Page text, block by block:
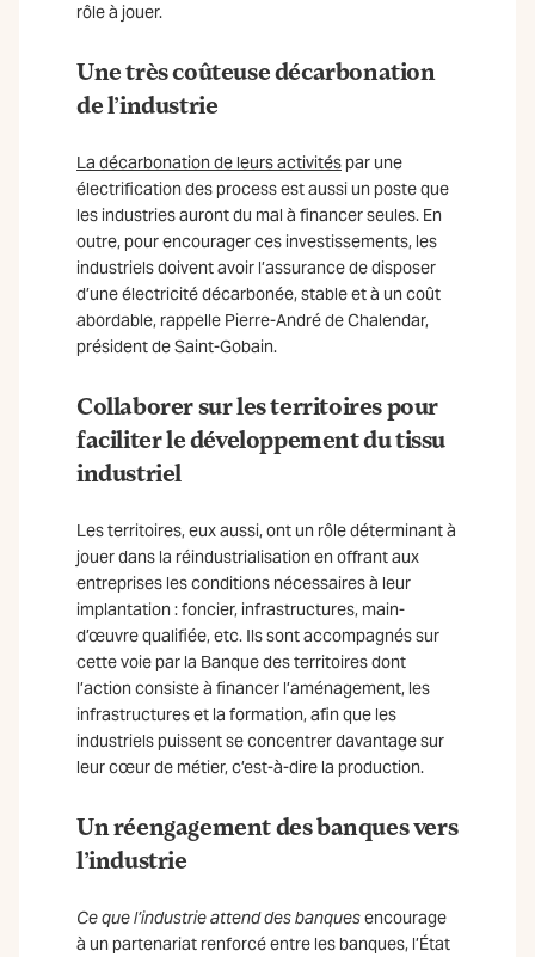
rôle à jouer.
Une très coûteuse décarbonation
de l’industrie
La décarbonation de leurs activités par une
électrification des process est aussi un poste que
les industries auront du mal à financer seules. En
outre, pour encourager ces investissements, les
industriels doivent avoir l’assurance de disposer
d’une électricité décarbonée, stable et à un coût
abordable, rappelle Pierre-André de Chalendar,
président de Saint-Gobain.
Collaborer sur les territoires pour
faciliter le développement du tissu
industriel
Les territoires, eux aussi, ont un rôle déterminant à
jouer dans la réindustrialisation en offrant aux
entreprises les conditions nécessaires à leur
implantation : foncier, infrastructures, main-
d’œuvre qualifiée, etc. Ils sont accompagnés sur
cette voie par la Banque des territoires dont
l’action consiste à financer l’aménagement, les
infrastructures et la formation, afin que les
industriels puissent se concentrer davantage sur
leur cœur de métier, c’est-à-dire la production.
Un réengagement des banques vers
l’industrie
Ce que l’industrie attend des banquesencourage
à un partenariat renforcé entre les banques, l’État